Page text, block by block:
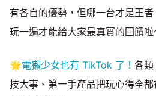
有各自的優勢，但哪一台才是王
玩一遍才能給大家最真實的回饋啦
🌟電獺少女也有 TikTok 了！ 各
技大事、第一手產品把玩心得全都